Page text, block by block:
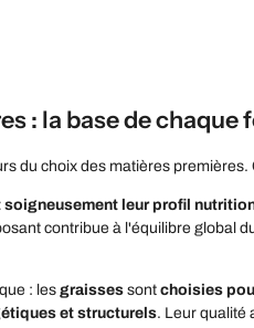
: la base de
du choix des matières premières.
leur profil
contribue à l'équilibre global
: lesgraisses sont choisies
et structurels. Leur qualité